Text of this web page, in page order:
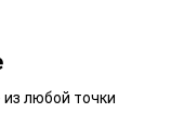
из любой точки